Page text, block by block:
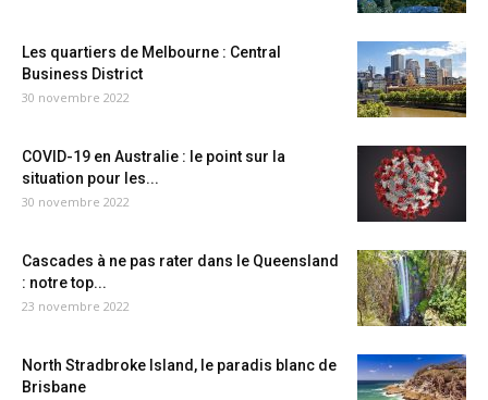
Les quartiers de Melbourne : Central
Business District
30 novembre 2022
COVID-19 en Australie : le point sur la
situation pour les...
30 novembre 2022
Cascades à ne pas rater dans le Queensland
: notre top...
23 novembre 2022
North Stradbroke Island, le paradis blanc de
Brisbane